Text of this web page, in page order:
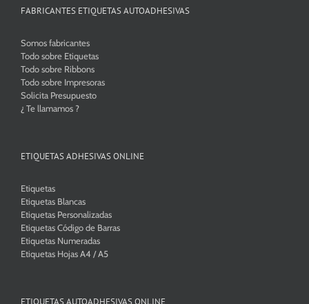
FABRICANTES ETIQUETAS AUTOADHESIVAS
Somos fabricantes
Todo sobre Etiquetas
Todo sobre Ribbons
Todo sobre Impresoras
Solicita Presupuesto
¿ Te llamamos ?
ETIQUETAS ADHESIVAS ONLINE
Etiquetas
Etiquetas Blancas
Etiquetas Personalizadas
Etiquetas Código de Barras
Etiquetas Numeradas
Etiquetas Hojas A4 / A5